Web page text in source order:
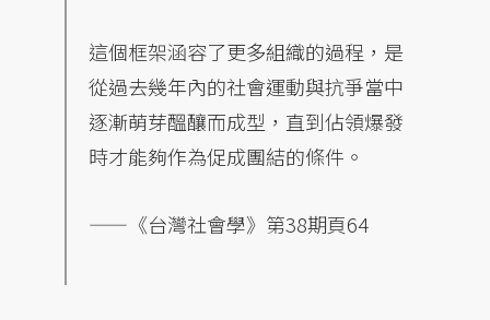
這個框架涵容了更多組織的過程，是
從過去幾年內的社會運動與抗爭當中
逐漸萌芽醞釀而成型，直到佔領爆發
時才能夠作為促成團結的條件。
——《台灣社會學》第38期頁64